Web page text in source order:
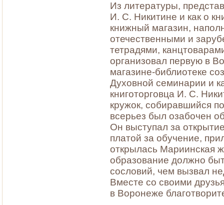
Из литературы,
И. С. Никитине и как о
книжный магазин,
отечественными и
тетрадями,
организовал первую в
магазине-библиотеке
Духовной семинарии и
книготорговца И. С.
кружок, собиравшийся
всерьез был озабочен
Он выступал за
платой за обучение,
открылась Мариинская
образование должно
сословий, чем вызвал
Вместе со своими
в Воронеже